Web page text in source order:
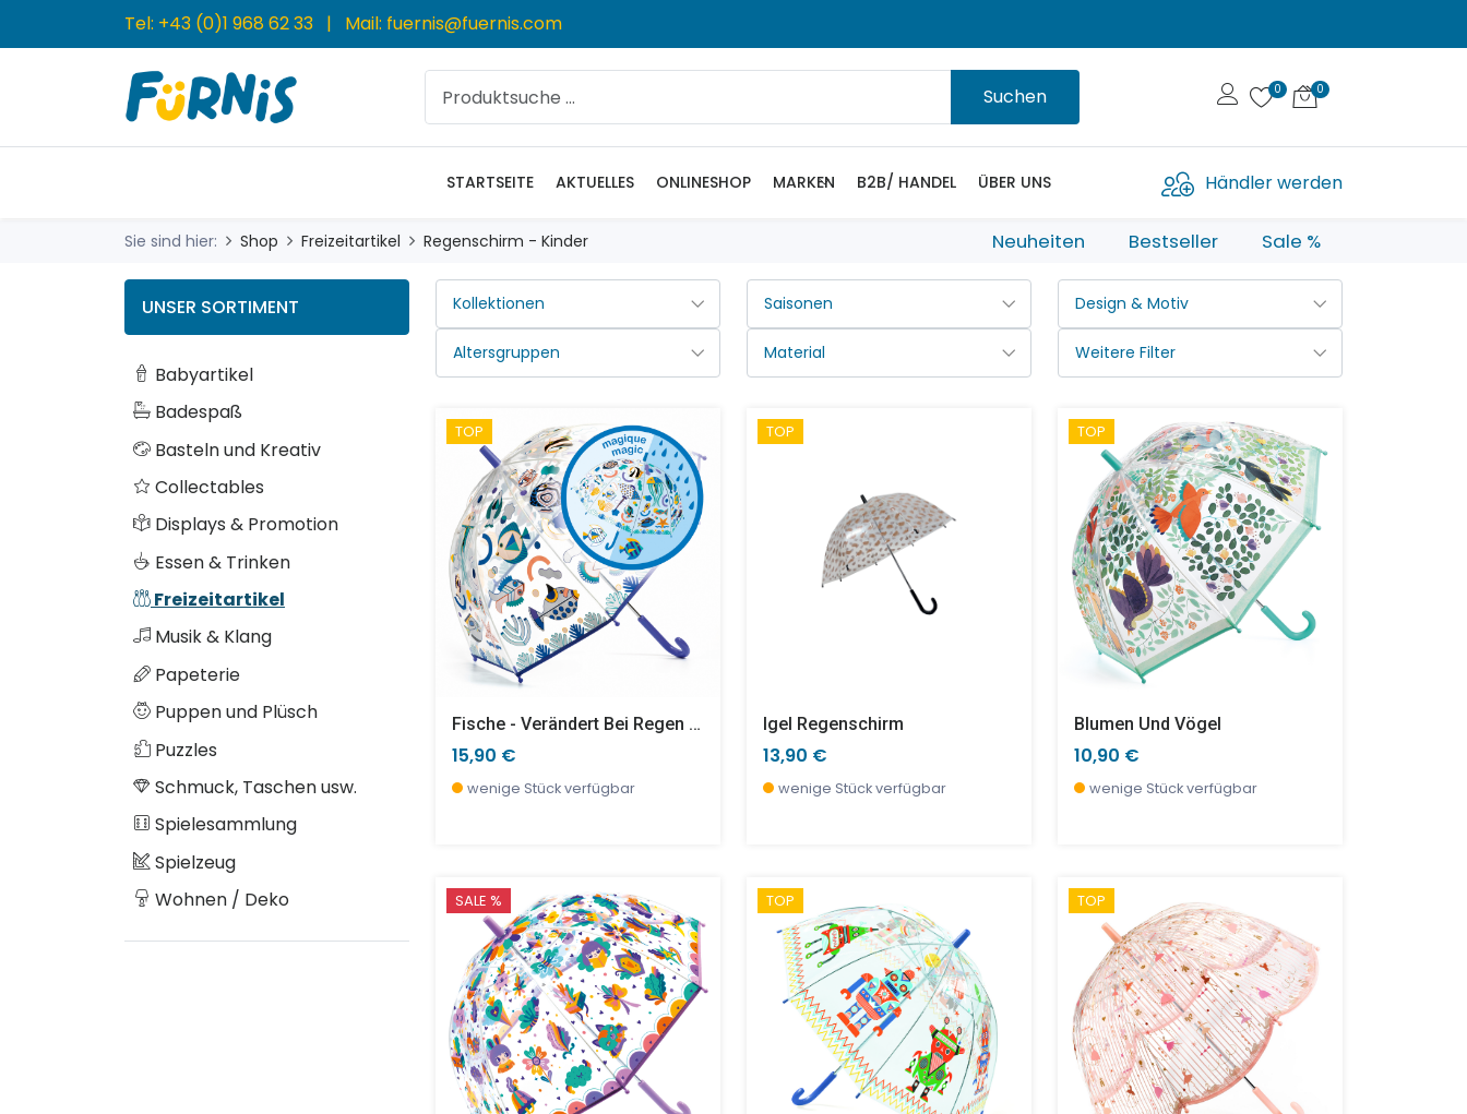
Tel: +43 (0)1 968 62 33 | Mail: fuernis@fuernis.com
Suchen
STARTSEITE AKTUELLES ONLINESHOP MARKEN B2B/ HANDEL ÜBER UNS Händler werden
Sie sind hier: Shop Freizeitartikel Regenschirm - Kinder Neuheiten Bestseller Sale %
UNSER SORTIMENT
Babyartikel
Badespaß
Basteln und Kreativ
Collectables
Displays & Promotion
Essen & Trinken
Freizeitartikel
Musik & Klang
Papeterie
Puppen und Plüsch
Puzzles
Schmuck, Taschen usw.
Spielesammlung
Spielzeug
Wohnen / Deko
TOP
Fische - Verändert Bei Regen Die Farbe
15,90 €
wenige Stück verfügbar
TOP
Igel Regenschirm
13,90 €
wenige Stück verfügbar
TOP
Blumen Und Vögel
10,90 €
wenige Stück verfügbar
SALE % TOP TOP